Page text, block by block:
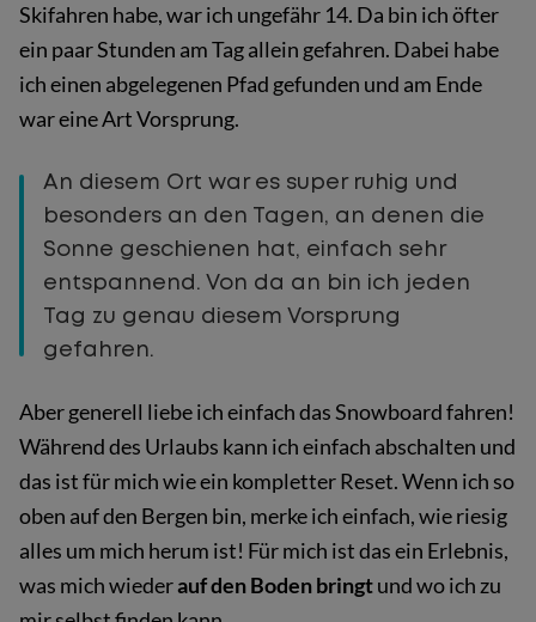
Skifahren habe, war ich ungefähr 14. Da bin ich öfter
ein paar Stunden am Tag allein gefahren. Dabei habe
ich einen abgelegenen Pfad gefunden und am Ende
war eine Art Vorsprung.
An diesem Ort war es super ruhig und
besonders an den Tagen, an denen die
Sonne geschienen hat, einfach sehr
entspannend. Von da an bin ich jeden
Tag zu genau diesem Vorsprung
gefahren.
Aber generell liebe ich einfach das Snowboard fahren!
Während des Urlaubs kann ich einfach abschalten und
das ist für mich wie ein kompletter Reset. Wenn ich so
oben auf den Bergen bin, merke ich einfach, wie riesig
alles um mich herum ist! Für mich ist das ein Erlebnis,
was mich wiederauf den Boden bringtund wo ich zu